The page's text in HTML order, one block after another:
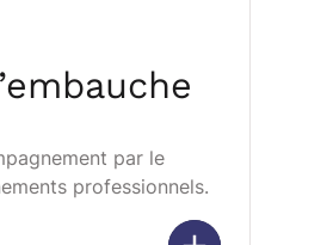
par le
professionnels.